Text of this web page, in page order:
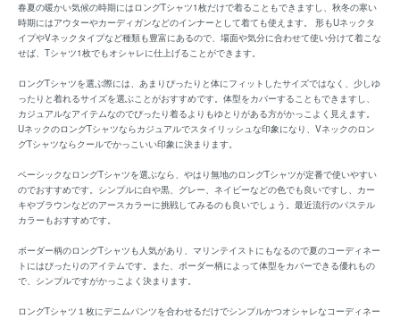
春夏の暖かい気候の時期にはロングTシャツ1枚だけで着ることもできますし、秋冬の寒い
時期にはアウターやカーディガンなどのインナーとして着ても使えます。 形もUネックタ
イプやVネックタイプなど種類も豊富にあるので、場面や気分に合わせて使い分けて着こな
せば、Tシャツ1枚でもオシャレに仕上げることができます。
ロングTシャツを選ぶ際には、あまりぴったりと体にフィットしたサイズではなく、少しゆ
ったりと着れるサイズを選ぶことがおすすめです。体型をカバーすることもできますし、
カジュアルなアイテムなのでぴったり着るよりもゆとりがある方がかっこよく見えます。
UネックのロングTシャツならカジュアルでスタイリッシュな印象になり、Vネックのロン
グTシャツならクールでかっこいい印象に決まります。
ベーシックなロングTシャツを選ぶなら、やはり無地のロングTシャツが定番で使いやすい
のでおすすめです。シンプルに白や黒、グレー、ネイビーなどの色でも良いですし、カー
キやブラウンなどのアースカラーに挑戦してみるのも良いでしょう。最近流行のパステル
カラーもおすすめです。
ボーダー柄のロングTシャツも人気があり、マリンテイストにもなるので夏のコーディネー
トにはぴったりのアイテムです。また、ボーダー柄によって体型をカバーできる優れもの
で、シンプルですがかっこよく決まります。
ロングTシャツ１枚にデニムパンツを合わせるだけでシンプルかつオシャレなコーディネー